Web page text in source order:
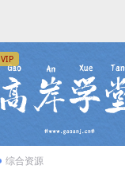
VIP
综合资源